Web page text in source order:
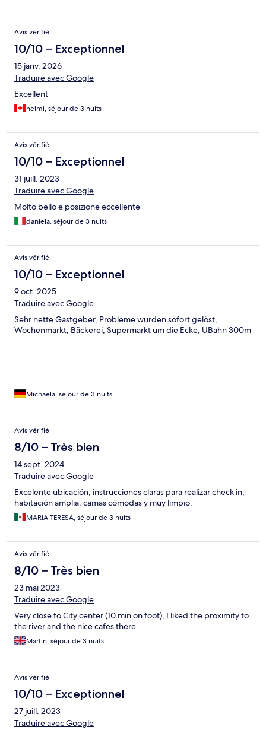
Avis vérifié
10/10 – Exceptionnel
15 janv. 2026
Traduire avec Google
Excellent
helmi, séjour de 3 nuits
Avis vérifié
10/10 – Exceptionnel
31 juill. 2023
Traduire avec Google
Molto bello e posizione eccellente
daniela, séjour de 3 nuits
Avis vérifié
10/10 – Exceptionnel
9 oct. 2025
Traduire avec Google
Sehr nette Gastgeber, Probleme wurden sofort gelöst,
Wochenmarkt, Bäckerei, Supermarkt um die Ecke, UBahn 300m
Michaela, séjour de 3 nuits
Avis vérifié
8/10 – Très bien
14 sept. 2024
Traduire avec Google
Excelente ubicación, instrucciones claras para realizar check in,
habitación amplia, camas cómodas y muy limpio.
MARIA TERESA, séjour de 3 nuits
Avis vérifié
8/10 – Très bien
23 mai 2023
Traduire avec Google
Very close to City center (10 min on foot), I liked the proximity to
the river and the nice cafes there.
Martin, séjour de 3 nuits
Avis vérifié
10/10 – Exceptionnel
27 juill. 2023
Traduire avec Google